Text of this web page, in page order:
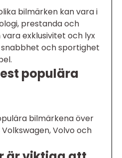
bilmärken kan vara i
prestanda och
exklusivitet och lyx
snabbhet och sportighet
populära
bilmärkena över
Volvo och